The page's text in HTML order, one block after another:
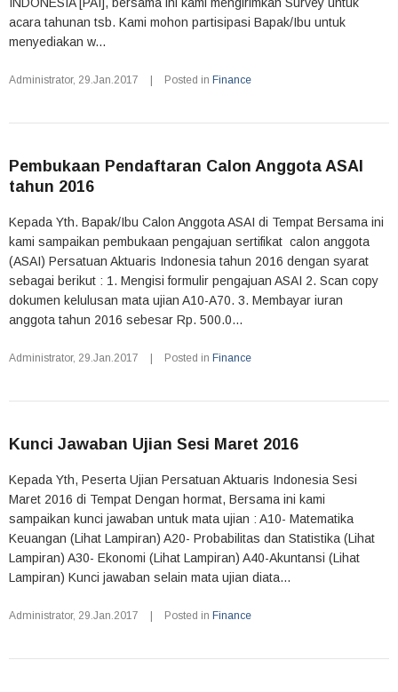
acara tahunan tsb. Kami mohon partisipasi Bapak/Ibu untuk
menyediakan w...
Administrator, 29.Jan.2017 Posted in Finance
Pembukaan Pendaftaran Calon Anggota ASAI
tahun 2016
Kepada Yth. Bapak/Ibu Calon Anggota ASAI di Tempat Bersama ini
kami sampaikan pembukaan pengajuan sertifikat calon anggota
(ASAI) Persatuan Aktuaris Indonesia tahun 2016 dengan syarat
sebagai berikut : 1. Mengisi formulir pengajuan ASAI 2. Scan copy
dokumen kelulusan mata ujian A10-A70. 3. Membayar iuran
anggota tahun 2016 sebesar Rp. 500.0...
Administrator, 29.Jan.2017 Posted in Finance
Kunci Jawaban Ujian Sesi Maret 2016
Kepada Yth, Peserta Ujian Persatuan Aktuaris Indonesia Sesi
Maret 2016 di Tempat Dengan hormat, Bersama ini kami
sampaikan kunci jawaban untuk mata ujian : A10- Matematika
Keuangan (Lihat Lampiran) A20- Probabilitas dan Statistika (Lihat
Lampiran) A30- Ekonomi (Lihat Lampiran) A40-Akuntansi (Lihat
Lampiran) Kunci jawaban selain mata ujian diata...
Administrator, 29.Jan.2017 Posted in Finance